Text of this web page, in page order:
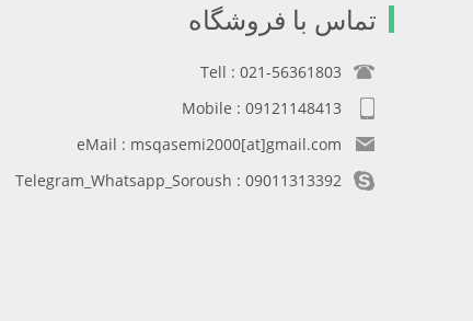
تماس با فروشگاه
Tell : 021-56361803
Mobile : 09121148413
eMail : msqasemi2000[at]gmail.com
Telegram_Whatsapp_Soroush : 09011313392